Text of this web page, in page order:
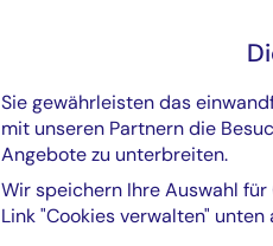
Sie gewährleisten das
mit unseren Partnern die
Angebote zu unterbreiten.
Wir speichern Ihre Auswahl
Link "Cookies verwalten"